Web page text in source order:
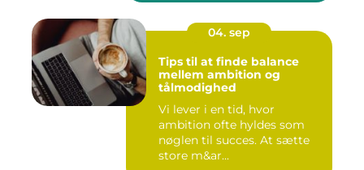
04. sep
Tips til at finde balance
mellem ambition og
tålmodighed
Vi lever i en tid, hvor
ambition ofte hyldes som
nøglen til succes. At sætte
store m&ar...